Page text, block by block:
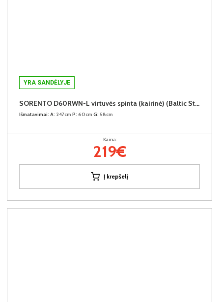
YRA SANDĖLYJE
SORENTO D60RWN-L virtuvės spinta (kairinė) (Baltic Storm/Baltic Storm)
Išmatavimai: A: 247cm P: 60cm G: 58cm
Kaina:
219€
Į krepšelį